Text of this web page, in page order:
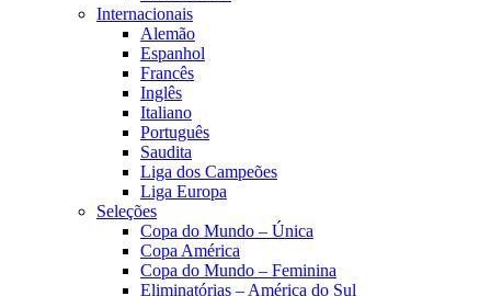
Internacionais
Alemão
Espanhol
Francês
Inglês
Italiano
Português
Saudita
Liga dos Campeões
Liga Europa
Seleções
Copa do Mundo – Única
Copa América
Copa do Mundo – Feminina
Eliminatórias – América do Sul